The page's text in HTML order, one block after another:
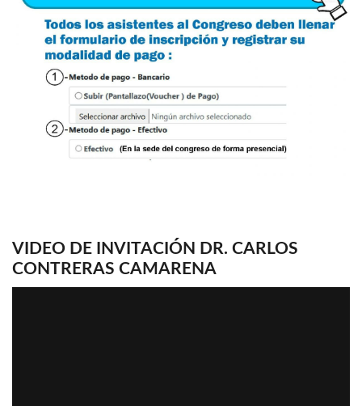
VIDEO DE INVITACIÓN DR. CARLOS
CONTRERAS CAMARENA